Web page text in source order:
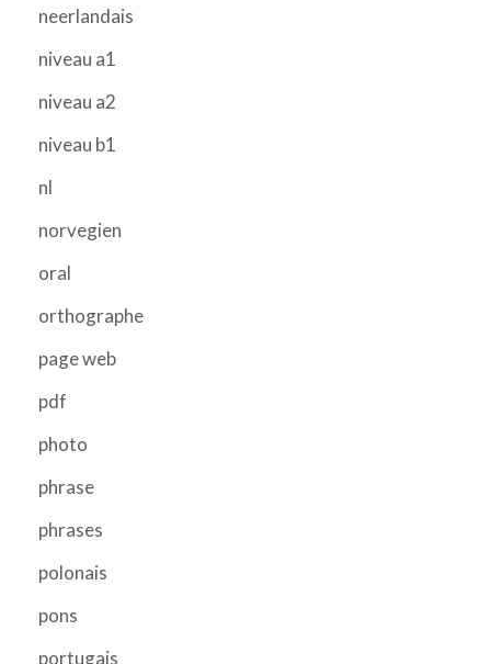
neerlandais
niveau a1
niveau a2
niveau b1
nl
norvegien
oral
orthographe
page web
pdf
photo
phrase
phrases
polonais
pons
portugais